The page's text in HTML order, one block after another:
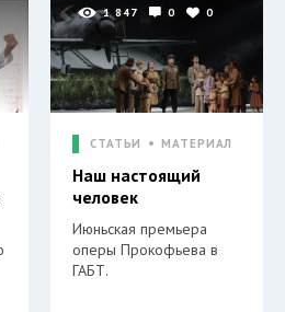
1 847 0 0
СТАТЬИ МАТЕРИАЛ
Наш настоящий
человек
Июньская премьера
оперы Прокофьева в
ГАБТ.